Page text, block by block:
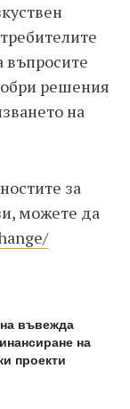
въпросите
решения
на
за
можете да
въвежда
на
проекти